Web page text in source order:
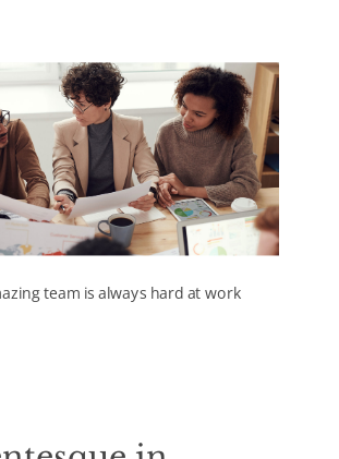
team is always hard at work